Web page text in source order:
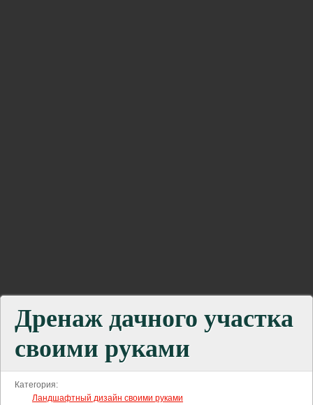
Дренаж дачного участка
своими руками
Категория:
Ландшафтный дизайн своими руками